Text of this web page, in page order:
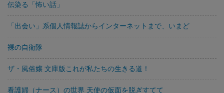
伝染る「怖い話」
「出会い」系個人情報誌からインターネットまで、いまど
裸の自衛隊
ザ・風俗嬢 文庫版これが私たちの生きる道！
看護婦（ナース）の世界 天使の仮面を脱ぎすてて